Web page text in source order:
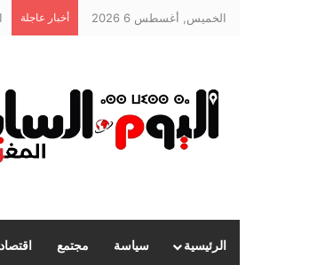
الخميس, أغسطس 6 2026 أخبار عاجلة
الرئيسية سياسة مجتمع اقتصاد